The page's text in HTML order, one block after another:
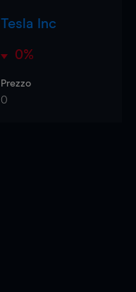
Tesla Inc
0%
Prezzo
0